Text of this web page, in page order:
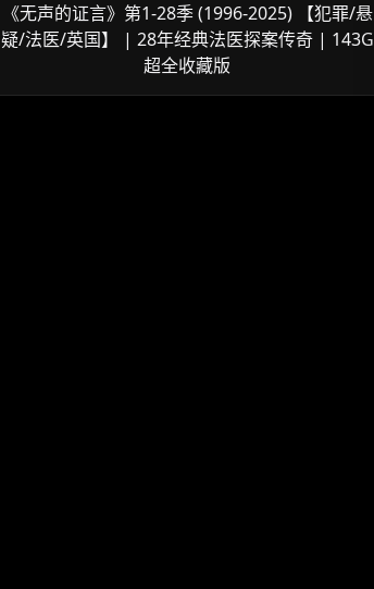
《无声的证言》第1-28季 (1996-2025) 【犯罪/悬
疑/法医/英国】 | 28年经典法医探案传奇 | 143G
超全收藏版